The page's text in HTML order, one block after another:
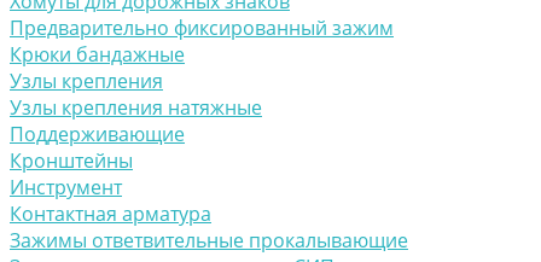
Предварительно фиксированный зажим
Крюки бандажные
Узлы крепления
Узлы крепления натяжные
Поддерживающие
Кронштейны
Инструмент
Контактная арматура
Зажимы ответвительные прокалывающие